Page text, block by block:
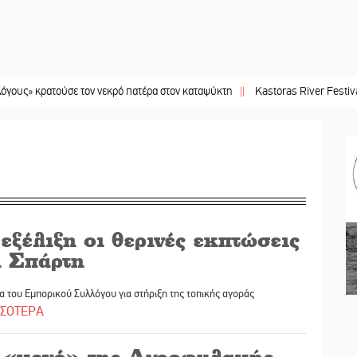
τον νεκρό πατέρα στον καταψύκτη || Kastoras River Festival 2026: Ένα
οι θερινές εκπτώσεις
Σπάρτη
του Εμπορικού Συλλόγου για στήριξη της τοπικής αγοράς